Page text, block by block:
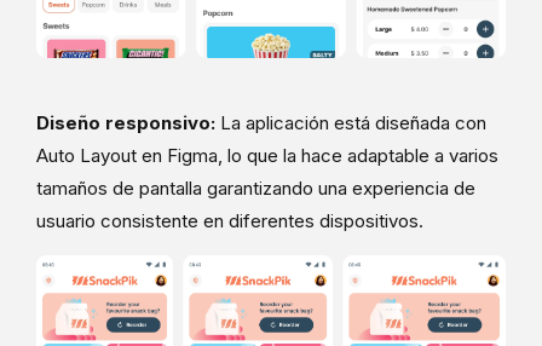
Diseño responsivo: La aplicación está diseñada con
Auto Layout en Figma, lo que la hace adaptable a varios
tamaños de pantalla garantizando una experiencia de
usuario consistente en diferentes dispositivos.